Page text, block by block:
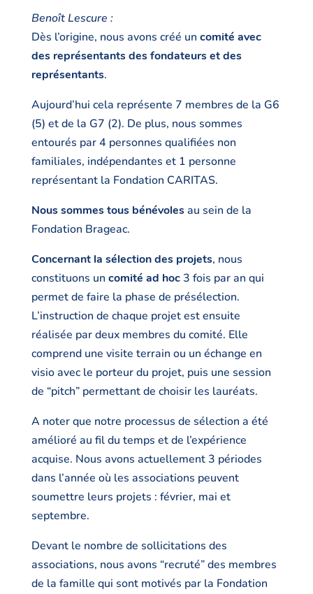
Benoît Lescure :
Dès l’origine, nous avons créé un comité avec
des représentants des fondateurs et des
représentants.
Aujourd’hui cela représente 7 membres de la G6
(5) et de la G7 (2). De plus, nous sommes
entourés par 4 personnes qualifiées non
familiales, indépendantes et 1 personne
représentant la Fondation CARITAS.
Nous sommes tous bénévolesau sein de la
Fondation Brageac.
Concernant la sélection des projets, nous
constituons un comité ad hoc3 fois par an qui
permet de faire la phase de présélection.
L’instruction de chaque projet est ensuite
réalisée par deux membres du comité. Elle
comprend une visite terrain ou un échange en
visio avec le porteur du projet, puis une session
de “pitch” permettant de choisir les lauréats.
A noter que notre processus de sélection a été
amélioré au fil du temps et de l’expérience
acquise. Nous avons actuellement 3 périodes
dans l’année où les associations peuvent
soumettre leurs projets : février, mai et
septembre.
Devant le nombre de sollicitations des
associations, nous avons “recruté” des membres
de la famille qui sont motivés par la Fondation